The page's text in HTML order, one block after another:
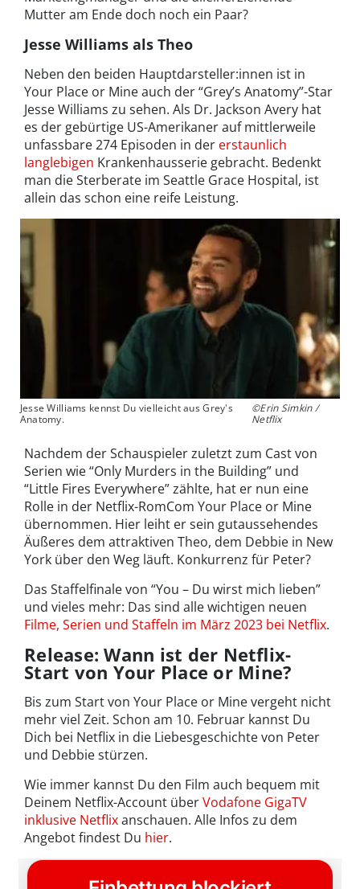
Mutter am Ende doch noch ein Paar?
Jesse Williams als Theo
Neben den beiden Hauptdarsteller:innen ist in
Your Place or Mine auch der “Grey’s Anatomy”-Star
Jesse Williams zu sehen. Als Dr. Jackson Avery hat
es der gebürtige US-Amerikaner auf mittlerweile
unfassbare 274 Episoden in der erstaunlich
langlebigen Krankenhausserie gebracht. Bedenkt
man die Sterberate im Seattle Grace Hospital, ist
allein das schon eine reife Leistung.
Jesse Williams kennst Du vielleicht aus Grey's
Anatomy.
©Erin Simkin /
Netflix
Nachdem der Schauspieler zuletzt zum Cast von
Serien wie “Only Murders in the Building” und
“Little Fires Everywhere” zählte, hat er nun eine
Rolle in der Netflix-RomCom Your Place or Mine
übernommen. Hier leiht er sein gutaussehendes
Äußeres dem attraktiven Theo, dem Debbie in New
York über den Weg läuft. Konkurrenz für Peter?
Das Staffelfinale von “You – Du wirst mich lieben”
und vieles mehr: Das sind alle wichtigen neuen
Filme, Serien und Staffeln im März 2023 bei Netflix.
Release: Wann ist der Netflix-
Start von Your Place or Mine?
Bis zum Start von Your Place or Mine vergeht nicht
mehr viel Zeit. Schon am 10. Februar kannst Du
Dich bei Netflix in die Liebesgeschichte von Peter
und Debbie stürzen.
Wie immer kannst Du den Film auch bequem mit
Deinem Netflix-Account überVodafone GigaTV
inklusive Netflixanschauen. Alle Infos zu dem
Angebot findest Du hier.